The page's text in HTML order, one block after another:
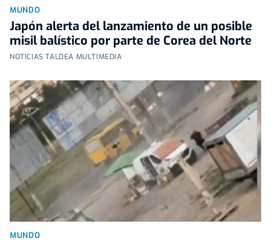
MUNDO
Japón alerta del lanzamiento de un posible
misil balístico por parte de Corea del Norte
NOTICIAS TALDEA MULTIMEDIA
MUNDO